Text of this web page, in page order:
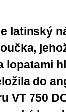
latinský
lopatami
do
VT 750